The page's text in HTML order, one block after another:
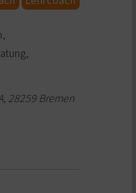
, 28259Bremen